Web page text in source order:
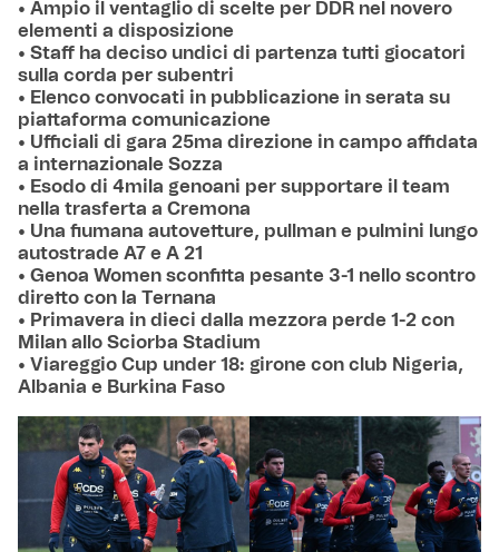
• Ampio il ventaglio di scelte per DDR nel novero
elementi a disposizione
• Staff ha deciso undici di partenza tutti giocatori
sulla corda per subentri
• Elenco convocati in pubblicazione in serata su
piattaforma comunicazione
• Ufficiali di gara 25ma direzione in campo affidata
a internazionale Sozza
• Esodo di 4mila genoani per supportare il team
nella trasferta a Cremona
• Una fiumana autovetture, pullman e pulmini lungo
autostrade A7 e A 21
• Genoa Women sconfitta pesante 3-1 nello scontro
diretto con la Ternana
• Primavera in dieci dalla mezzora perde 1-2 con
Milan allo Sciorba Stadium
• Viareggio Cup under 18: girone con club Nigeria,
Albania e Burkina Faso